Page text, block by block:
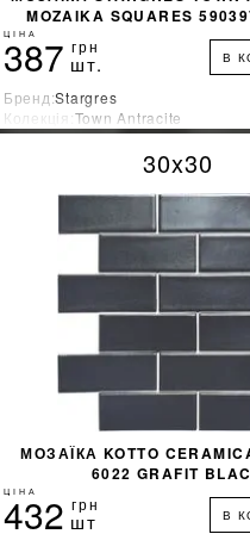
MOZAIKA SQUARES
ЦІНА
387 грн
шт. В
Бренд:Stargres
Колекція:Town Antracite
Країна-виробник:Польша
ДІЗНАТИСЯ
КУПИТИ
30x30
МОЗАЇКА KOTTO
6022 GRAFIT
ЦІНА
432 грн
шт В